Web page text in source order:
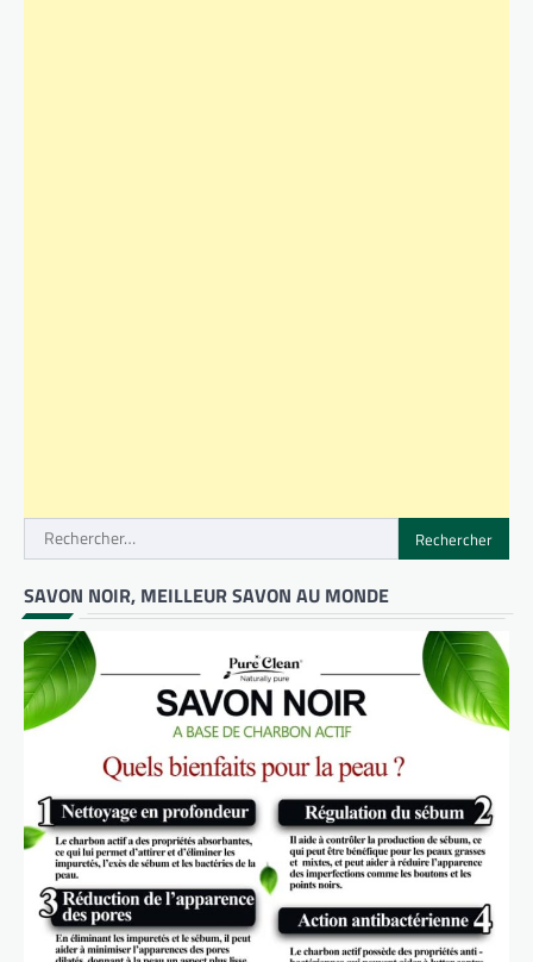
Rechercher :
SAVON NOIR, MEILLEUR SAVON AU MONDE